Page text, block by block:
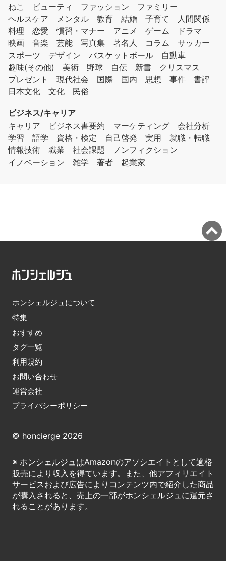
ねこ
ビューティ ファッション
ファミリー
ヘルスケア
メンタル 教育 結婚 子育て
人間関係
料理
恋愛 慣習・マナー アニメ ゲーム
ドラマ
映画
音楽 芸能 写真集 著名人 コラム
サッカー
スポーツ
デザイン バスケットボール
自動車
趣味(その他)
美術 野球 自伝 新書
クリスマス
プレゼント
現代社会 国際 国内 思想 事件
書評
日本文化
文化 民俗
ビジネス/キャリア
キャリア
ビジネス書要約 マーケティング
会社分析
学習
語学 資格・検定 自己啓発 実用
就職・転職
情報技術
職業 社会課題
ノンフィクション
イノベーション
雑学 著者 起業家
ホンシェルジュについて
特集
おすすめ
タグ一覧
利用規約
お問い合わせ
運営会社
プライバシーポリシー
© honcierge 2026
※ ホンシェルジュはAmazonのアソシエイトとして適格
販売により収入を得ています。また、他アフィリエイト
サービスおよび広告によりコンテンツ内で紹介した商品
が購入されると、売上の一部がホンシェルジュに還元さ
れることがあります。